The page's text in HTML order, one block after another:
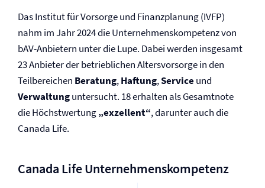
Das Institut für Vorsorge und Finanzplanung (IVFP)
nahm im Jahr 2024 die Unternehmenskompetenz von
bAV-Anbietern unter die Lupe. Dabei werden insgesamt
23 Anbieter der betrieblichen Altersvorsorge in den
Teilbereichen Beratung,Haftung,Serviceund
Verwaltunguntersucht. 18 erhalten als Gesamtnote
die Höchstwertung„exzellent“, darunter auch die
Canada Life.
Canada Life Unternehmenskompetenz